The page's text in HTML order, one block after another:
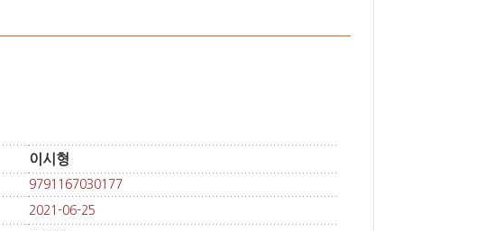
이시형
9791167030177
2021-06-25